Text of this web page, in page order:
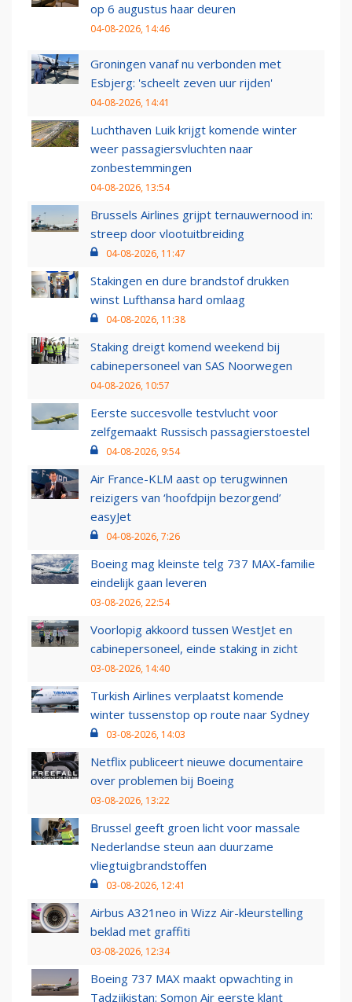
op 6 augustus haar deuren
04-08-2026, 14:46
Groningen vanaf nu verbonden met
Esbjerg: 'scheelt zeven uur rijden'
04-08-2026, 14:41
Luchthaven Luik krijgt komende winter
weer passagiersvluchten naar
zonbestemmingen
04-08-2026, 13:54
Brussels Airlines grijpt ternauwernood in:
streep door vlootuitbreiding
04-08-2026, 11:47
Stakingen en dure brandstof drukken
winst Lufthansa hard omlaag
04-08-2026, 11:38
Staking dreigt komend weekend bij
cabinepersoneel van SAS Noorwegen
04-08-2026, 10:57
Eerste succesvolle testvlucht voor
zelfgemaakt Russisch passagierstoestel
04-08-2026, 9:54
Air France-KLM aast op terugwinnen
reizigers van ‘hoofdpijn bezorgend’
easyJet
04-08-2026, 7:26
Boeing mag kleinste telg 737 MAX-familie
eindelijk gaan leveren
03-08-2026, 22:54
Voorlopig akkoord tussen WestJet en
cabinepersoneel, einde staking in zicht
03-08-2026, 14:40
Turkish Airlines verplaatst komende
winter tussenstop op route naar Sydney
03-08-2026, 14:03
Netflix publiceert nieuwe documentaire
over problemen bij Boeing
03-08-2026, 13:22
Brussel geeft groen licht voor massale
Nederlandse steun aan duurzame
vliegtuigbrandstoffen
03-08-2026, 12:41
Airbus A321neo in Wizz Air-kleurstelling
beklad met graffiti
03-08-2026, 12:34
Boeing 737 MAX maakt opwachting in
Tadzjikistan: Somon Air eerste klant